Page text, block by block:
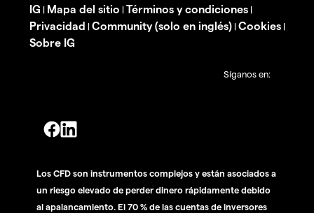
IG | Mapa del sitio | Términos y condiciones |
Privacidad | Community (solo en inglés) | Cookies |
Sobre IG
Síganos en:
Los CFD son instrumentos complejos y están asociados a
un riesgo elevado de perder dinero rápidamente debido
al apalancamiento. El 70 % de las cuentas de inversores